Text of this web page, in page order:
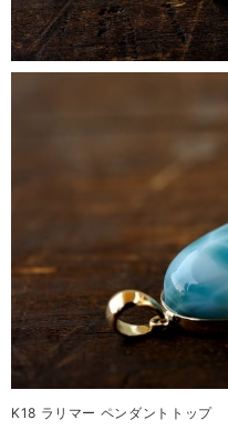
K18 ラリマー ペンダントトップ